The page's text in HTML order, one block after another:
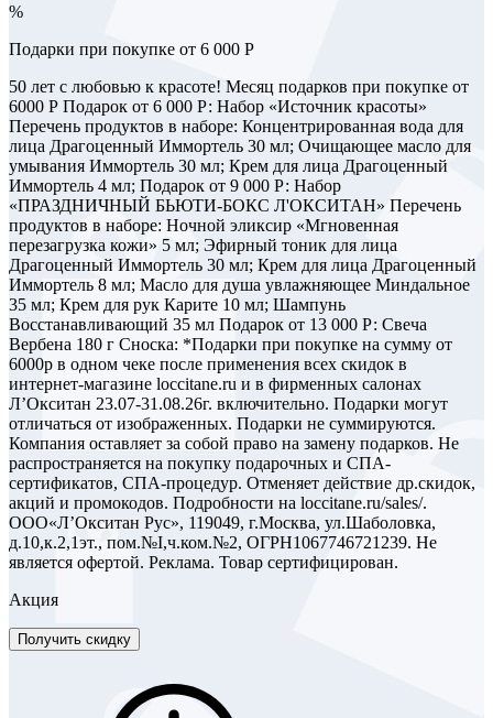
%
Подарки при покупке от 6 000 Р
50 лет с любовью к красоте! Месяц подарков при покупке от
6000 Р Подарок от 6 000 Р: Набор «Источник красоты»
Перечень продуктов в наборе: Концентрированная вода для
лица Драгоценный Иммортель 30 мл; Очищающее масло для
умывания Иммортель 30 мл; Крем для лица Драгоценный
Иммортель 4 мл; Подарок от 9 000 Р: Набор
«ПРАЗДНИЧНЫЙ БЬЮТИ-БОКС Л'ОКСИТАН» Перечень
продуктов в наборе: Ночной эликсир «Мгновенная
перезагрузка кожи» 5 мл; Эфирный тоник для лица
Драгоценный Иммортель 30 мл; Крем для лица Драгоценный
Иммортель 8 мл; Масло для душа увлажняющее Миндальное
35 мл; Крем для рук Карите 10 мл; Шампунь
Восстанавливающий 35 мл Подарок от 13 000 Р: Свеча
Вербена 180 г Сноска: *Подарки при покупке на сумму от
6000р в одном чеке после применения всех скидок в
интернет-магазине loccitane.ru и в фирменных салонах
Л’Окситан 23.07-31.08.26г. включительно. Подарки могут
отличаться от изображенных. Подарки не суммируются.
Компания оставляет за собой право на замену подарков. Не
распространяется на покупку подарочных и СПА-
сертификатов, СПА-процедур. Отменяет действие др.скидок,
акций и промокодов. Подробности на loccitane.ru/sales/.
ООО«Л’Окситан Рус», 119049, г.Москва, ул.Шаболовка,
д.10,к.2,1эт., пом.№I,ч.ком.№2, ОГРН1067746721239. Не
является офертой. Реклама. Товар сертифицирован.
Акция
Получить скидку